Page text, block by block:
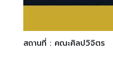
สถานที่ : คณะศิลปวิจิตร